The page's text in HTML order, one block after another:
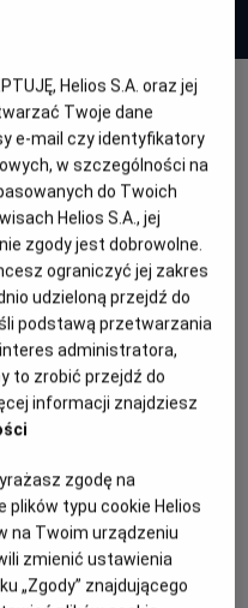
JĘZYKOWA UA
ІІ
Gatunek
Fantasy / Akcja
Макнемі, Джош
Хіроюкі Санада
вибуховий розділ
мотивами легендарної
разу у фанатському
Helios S.A. oraz jej
Twoje dane
e-mail czy identyfikatory
w szczególności na
do Twoich
Helios S.A., jej
zgody jest dobrowolne.
ograniczyć jej zakres
udzieloną przejdź do
podstawą przetwarzania
administratora,
to zrobić przejdź do
informacji znajdziesz
zgodę na
plików typu cookie Helios
na Twoim urządzeniu
zmienić ustawienia
„Zgody” znajdującego